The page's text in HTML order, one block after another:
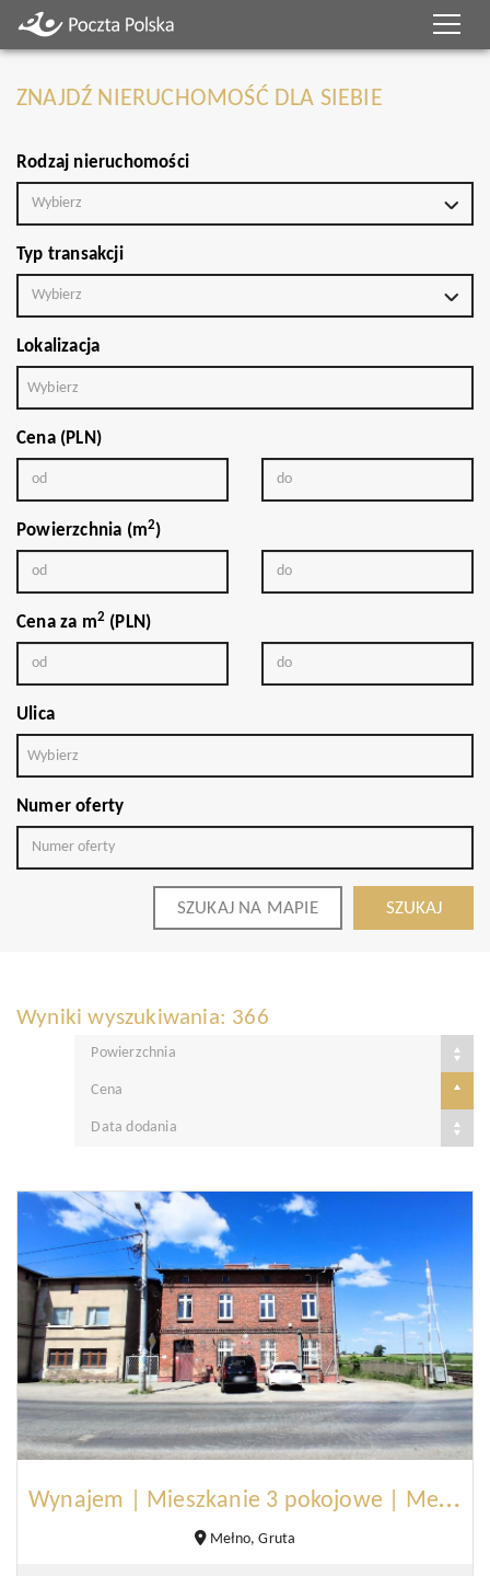
ZNAJDŹ NIERUCHOMOŚĆ DLA SIEBIE
Rodzaj nieruchomości
Wybierz
Typ transakcji
Wybierz
Lokalizacja
Wybierz
Cena (PLN)
Powierzchnia (m2)
Cena za m2(PLN)
Ulica
Wybierz
Numer oferty
SZUKAJ NA MAPIE SZUKAJ
Wyniki wyszukiwania: 366
Powierzchnia
Cena
Data dodania
W
ynajem | Mieszkanie 3 pokojowe | Mełno
Mełno, Gruta